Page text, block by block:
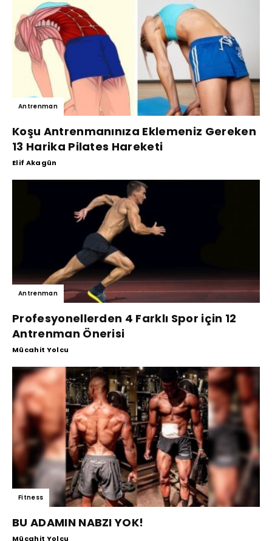
Antrenman
Koşu Antrenmanınıza Eklemeniz Gereken
13 Harika Pilates Hareketi
Elif Akagün
Antrenman
Profesyonellerden 4 Farklı Spor için 12
Antrenman Önerisi
Mücahit Yolcu
Fitness
BU ADAMIN NABZI YOK!
Mücahit Yolcu